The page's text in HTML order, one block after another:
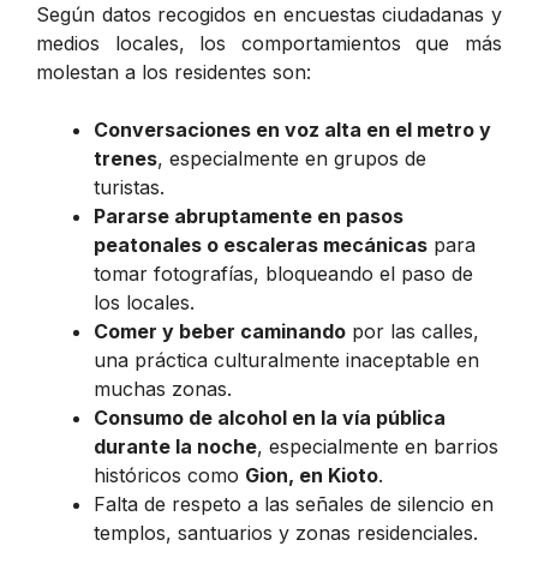
Según datos recogidos en encuestas ciudadanas y
medios locales, los comportamientos que más
molestan a los residentes son:
Conversaciones en voz alta en el metro y
trenes, especialmente en grupos de
turistas.
Pararse abruptamente en pasos
peatonales o escaleras mecánicas para
tomar fotografías, bloqueando el paso de
los locales.
Comer y beber caminando por las calles,
una práctica culturalmente inaceptable en
muchas zonas.
Consumo de alcohol en la vía pública
durante la noche, especialmente en barrios
históricos como Gion, en Kioto.
Falta de respeto a las señales de silencio en
templos, santuarios y zonas residenciales.